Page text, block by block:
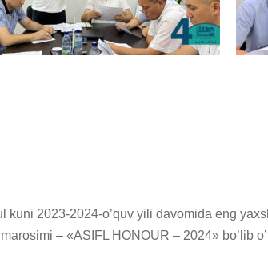
kuni 2023-2024-o’quv yili davomida eng
– «ASIFL HONOUR – 2024» bo’lib